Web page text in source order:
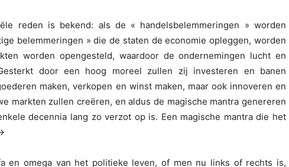
reden is bekend: als de « handelsbelemmeringen » worden
belemmeringen » die de staten de economie opleggen, worden
worden opengesteld, waardoor de ondernemingen lucht en
door een hoog moreel zullen zij investeren en banen
maken, verkopen en winst maken, maar ook innoveren en
markten zullen creëren, en aldus de magische mantra genereren
decennia lang zo verzot op is. Een magische mantra die het
en omega van het politieke leven, of men nu links of rechts is,